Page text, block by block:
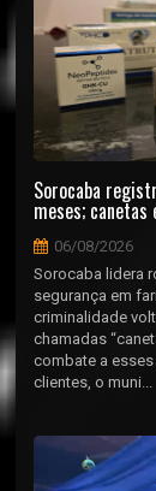
Sorocaba
meses;
06/08/2026
Sorocaba lidera
segurança em
criminalidade
chamadas
combate a
clientes, o muni...